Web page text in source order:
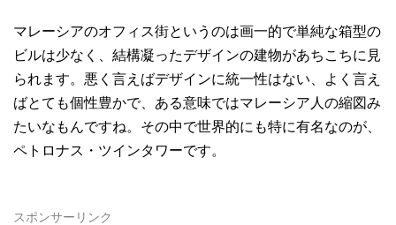
マレーシアのオフィス街というのは画一的で単純な箱型の
ビルは少なく、結構凝ったデザインの建物があちこちに見
られます。悪く言えばデザインに統一性はない、よく言え
ばとても個性豊かで、ある意味ではマレーシア人の縮図み
たいなもんですね。その中で世界的にも特に有名なのが、
ペトロナス・ツインタワーです。
スポンサーリンク